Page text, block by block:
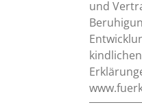
und